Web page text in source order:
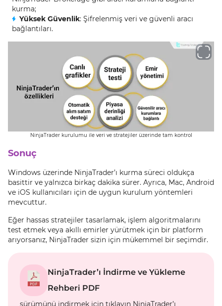
kurma;
Yüksek Güvenlik: Şifrelenmiş veri ve güvenli aracı
bağlantıları.
NinjaTrader kurulumu ile veri ve stratejiler üzerinde tam kontrol
Sonuç
Windows üzerinde NinjaTrader’ı kurma süreci oldukça
basittir ve yalnızca birkaç dakika sürer. Ayrıca, Mac, Android
ve iOS kullanıcıları için de uygun kurulum yöntemleri
mevcuttur.
Eğer hassas stratejiler tasarlamak, işlem algoritmalarını
test etmek veya akıllı emirler yürütmek için bir platform
arıyorsanız, NinjaTrader sizin için mükemmel bir seçimdir.
NinjaTrader’ı İndirme ve Yükleme
Rehberi PDF
sürümünü indirmek için tıklayın NinjaTrader’ı